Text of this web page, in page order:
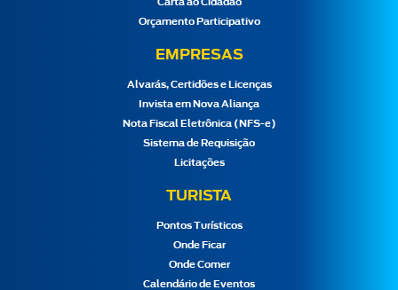
Carta ao Cidadão
Orçamento Participativo
EMPRESAS
Alvarás, Certidões e Licenças
Invista em Nova Aliança
Nota Fiscal Eletrônica (NFS-e)
Sistema de Requisição
Licitações
TURISTA
Pontos Turísticos
Onde Ficar
Onde Comer
Calendário de Eventos